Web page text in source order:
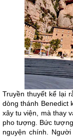
Truyền thuyết kể lại
dòng thánh Benedict
xây tu viện, mà thay
pho tượng. Bức
nguyện chính.